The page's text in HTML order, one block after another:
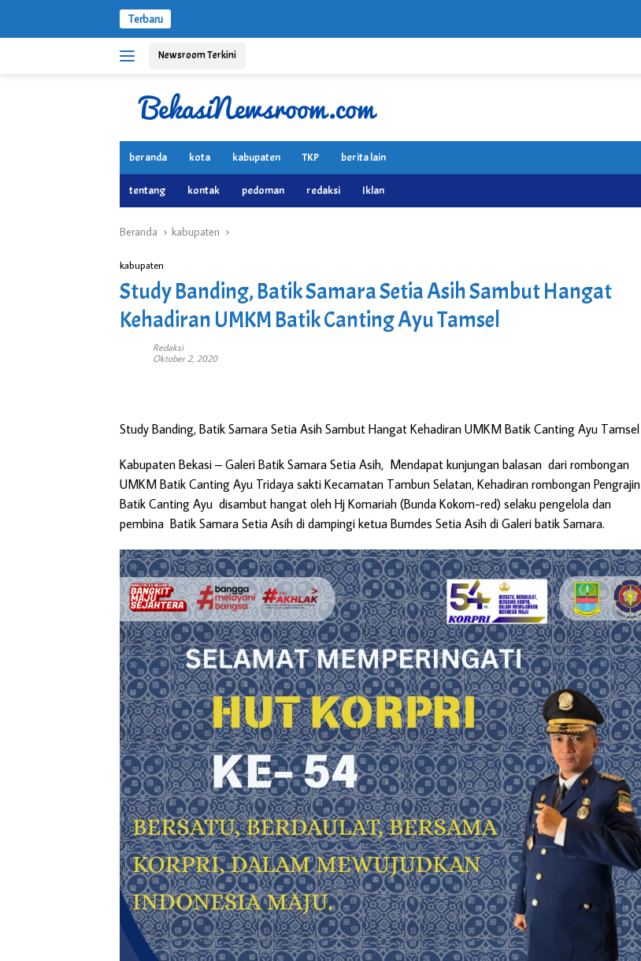
konten
Terbaru
Newsroom Terkini
beranda kota kabupaten TKP berita lain
tentang kontak pedoman redaksi Iklan
Beranda kabupaten
kabupaten
Study Banding, Batik Samara Setia Asih Sambut Hangat
Kehadiran UMKM Batik Canting Ayu Tamsel
Redaksi
Oktober 2, 2020
Study Banding, Batik Samara Setia Asih Sambut Hangat Kehadiran UMKM Batik Canting Ayu Tamsel
Kabupaten Bekasi – Galeri Batik Samara Setia Asih, Mendapat kunjungan balasan dari rombongan
UMKM Batik Canting Ayu Tridaya sakti Kecamatan Tambun Selatan, Kehadiran rombongan Pengrajin
Batik Canting Ayu disambut hangat oleh Hj Komariah (Bunda Kokom-red) selaku pengelola dan
pembina Batik Samara Setia Asih di dampingi ketua Bumdes Setia Asih di Galeri batik Samara.